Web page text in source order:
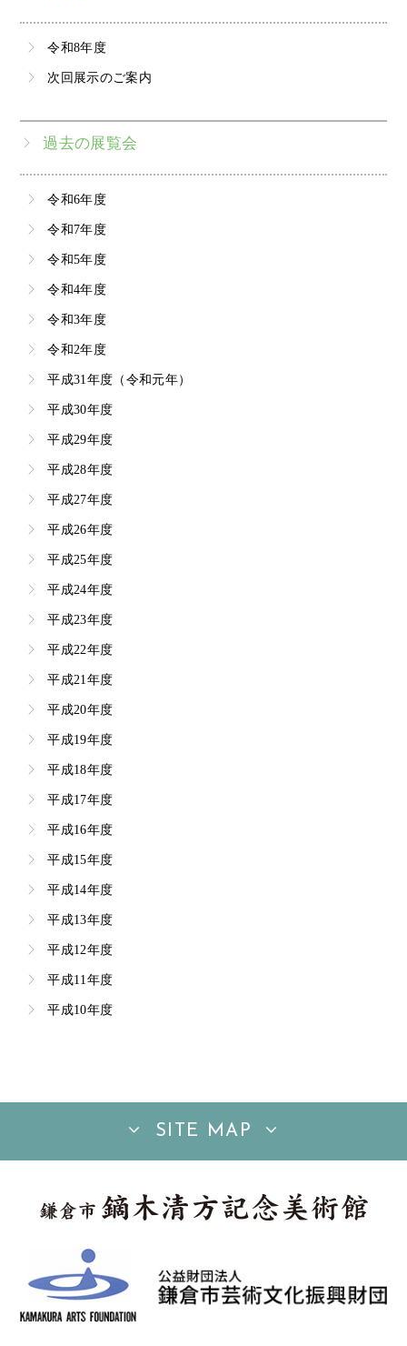
令和8年度
次回展示のご案内
過去の展覧会
令和6年度
令和7年度
令和5年度
令和4年度
令和3年度
令和2年度
平成31年度（令和元年）
平成30年度
平成29年度
平成28年度
平成27年度
平成26年度
平成25年度
平成24年度
平成23年度
平成22年度
平成21年度
平成20年度
平成19年度
平成18年度
平成17年度
平成16年度
平成15年度
平成14年度
平成13年度
平成12年度
平成11年度
平成10年度
SITE MAP